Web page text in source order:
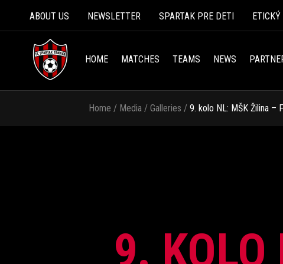
ABOUT US NEWSLETTER SPARTAK PRE DETI ETICKÝ
HOME MATCHES TEAMS NEWS
Home / Media / Galleries / 9. kolo NL: MŠK Žilina –
9.